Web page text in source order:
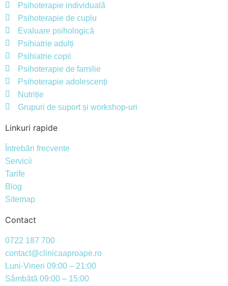
Psihoterapie individuală
Psihoterapie de cuplu
Evaluare psihologică
Psihiatrie adulți
Psihiatrie copii
Psihoterapie de familie
Psihoterapie adolescenți
Nutriție
Grupuri de suport și workshop-uri
Linkuri rapide
Întrebări frecvente
Servicii
Tarife
Blog
Sitemap
Contact
0722 187 700
contact@clinicaaproape.ro
Luni-Vineri 09:00 – 21:00
Sâmbătă 09:00 – 15:00